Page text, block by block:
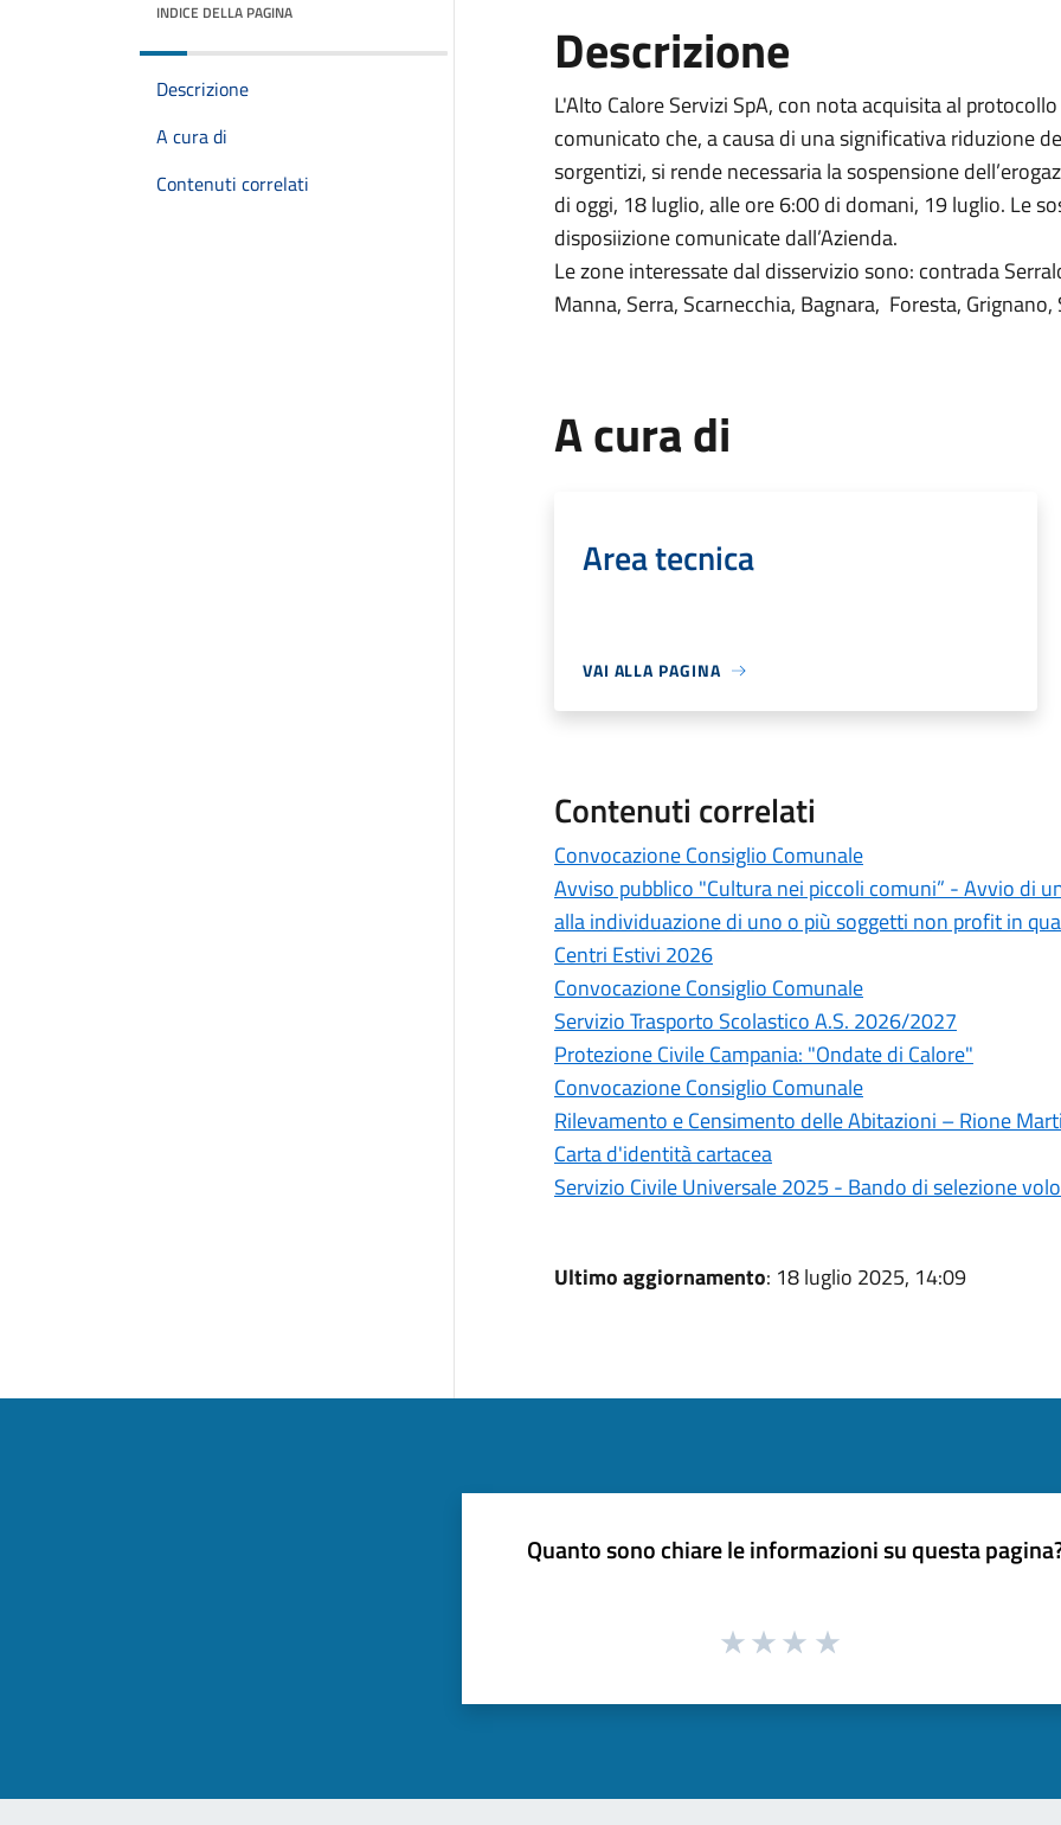
INDICE DELLA PAGINA
Descrizione
A cura di
Contenuti correlati
Descrizione
L'Alto Calore Servizi SpA, con nota acquisita al
comunicato che, a causa di una significativa riduzione
sorgentizi, si rende necessaria la sospensione
di oggi, 18 luglio, alle ore 6:00 di domani, 19 luglio. Le
disposiizione comunicate dall’Azienda.
Le zone interessate dal disservizio sono: contrada
Manna, Serra, Scarnecchia, Bagnara, Foresta,
A cura di
Area tecnica
VAI ALLA PAGINA
Contenuti correlati
Convocazione Consiglio Comunale
Avviso pubblico "Cultura nei piccoli comuni” - Avvio di
alla individuazione di uno o più soggetti non profit in
Centri Estivi 2026
Convocazione Consiglio Comunale
Servizio Trasporto Scolastico A.S. 2026/2027
Protezione Civile Campania: "Ondate di Calore"
Convocazione Consiglio Comunale
Rilevamento e Censimento delle Abitazioni – Rione
Carta d'identità cartacea
Servizio Civile Universale 2025 - Bando di selezione
Ultimo aggiornamento: 18 luglio 2025, 14:09
Quanto sono chiare le informazioni su questa